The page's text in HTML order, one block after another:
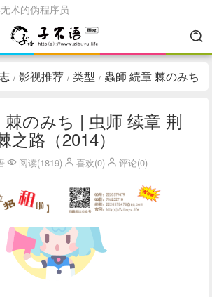
术的伪程序员
术的伪程序员
/ 影视推荐 / 类型 / 蟲師 続章 棘のみち
棘のみち | 虫师 续章 荆
之路（2014）
阅读(1819) 喜欢(0) 评论(0)